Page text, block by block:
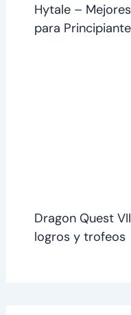
Hytale –
para
Dragon Quest
logros y trofeos